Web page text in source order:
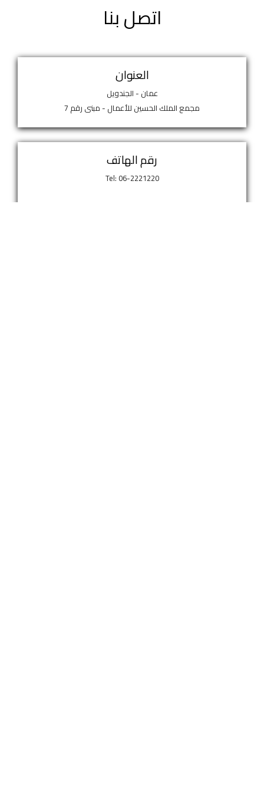
اتصل بنا
العنوان
عمان - الجندويل
مجمع الملك الحسين للأعمال - مبنى رقم 7
رقم الهاتف
Tel: 06-2221220